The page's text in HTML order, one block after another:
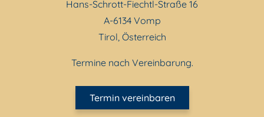
Hans-Schrott-Fiechtl-Straße 16
A-6134 Vomp
Tirol, Österreich
Termine nach Vereinbarung.
Termin vereinbaren